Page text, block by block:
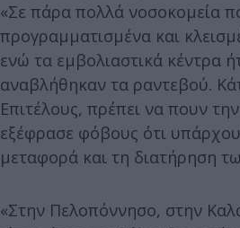
«Σε πάρα πολλά νοσοκομεία
προγραμματισμένα και
ενώ τα εμβολιαστικά κέντρα
αναβλήθηκαν τα ραντεβού.
Επιτέλους, πρέπει να πουν
εξέφρασε φόβους ότι
μεταφορά και τη διατήρηση
«Στην Πελοπόννησο, στην